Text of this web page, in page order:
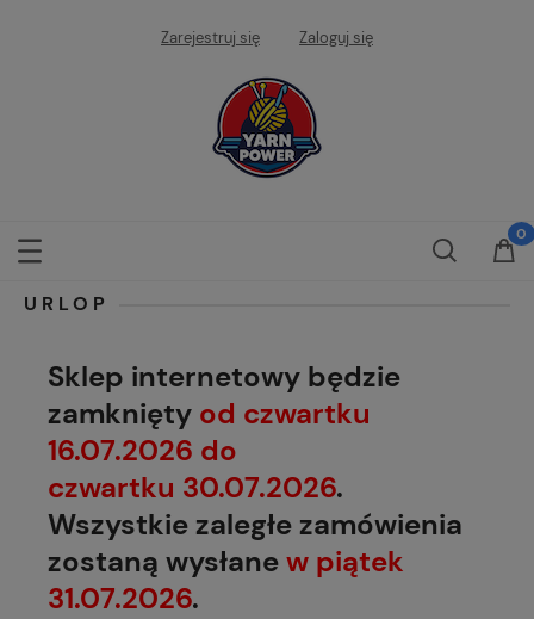
Zarejestruj się Zaloguj się
URLOP
Sklep internetowy będzie
zamknięty od czwartku
16.07.2026 do
czwartku 30.07.2026.
Wszystkie zaległe zamówienia
zostaną wysłanew piątek
31.07.2026.